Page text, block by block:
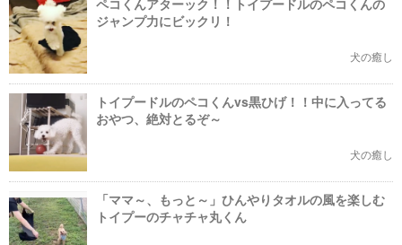
ペコくんアターック！！トイプードルのペコくんの
ジャンプ力にビックリ！
犬の癒し
トイプードルのペコくんvs黒ひげ！！中に入ってる
おやつ、絶対とるぞ～
犬の癒し
「ママ～、もっと～」ひんやりタオルの風を楽しむ
トイプーのチャチャ丸くん